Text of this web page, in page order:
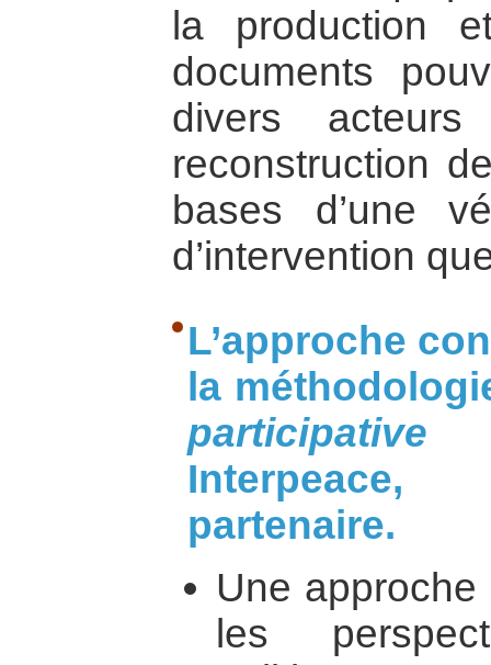
la production
documents
divers
reconstruction
bases d’une
d’intervention
L’approche
la
participative
partenaire.
Une approche
les